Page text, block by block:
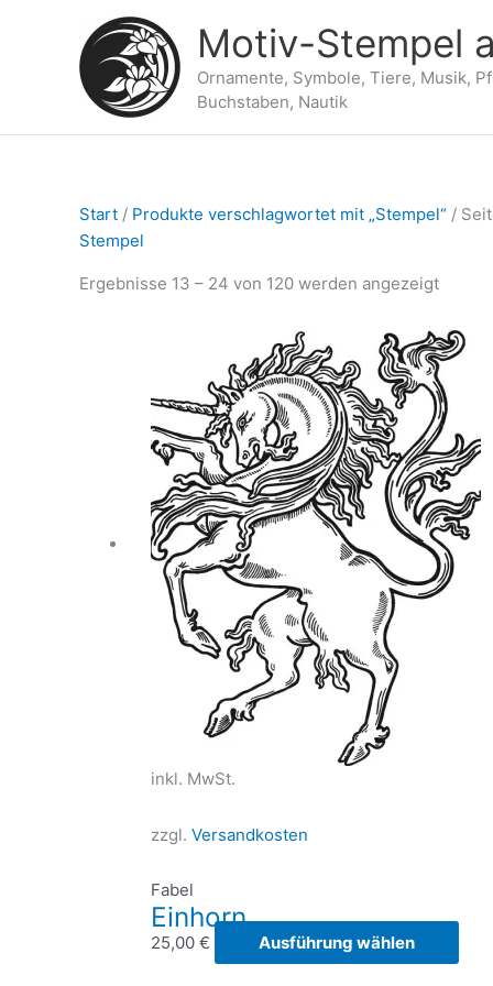
Motiv-Stempel
Ornamente, Symbole, Tiere, Musik,
Buchstaben, Nautik
Start / Produkte verschlagwortet mit „Stempel“ /
Stempel
Ergebnisse 13 – 24 von 120 werden angezeigt
inkl. MwSt.
zzgl. Versandkosten
Fabel
Einhorn
25,00 € Ausführung wählen